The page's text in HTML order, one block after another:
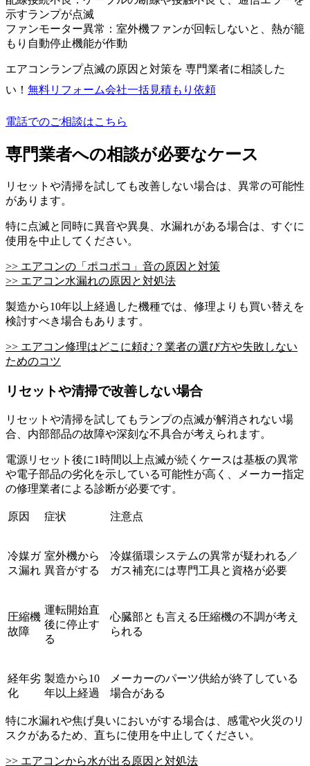
示すランプが点滅
ファンモーター異常：室外機ファンが回転しないと、熱が籠
もり自動停止機能が作動
エアコンランプ点滅の原因と対策を 専門業者に相談した
い！ 無料リフォーム会社一括見積もり依頼
電話でのご相談はこちら
専門業者への相談が必要なケース
リセットや清掃を試しても改善しない場合は、異常の可能性
があります。
特に点滅と同時に異音や異臭、水漏れがある場合は、すぐに
使用を中止してください。
>> エアコンの「ポコポコ」音の原因と対策
>> エアコン水漏れの原因と対処法
製造から10年以上経過した機種では、修理よりも買い替えを
検討すべき場合もあります。
>> エアコン修理はどこに頼む？業者の選び方や失敗しない
ためのコツ
リセットや清掃で改善しない場合
リセットや清掃を試してもランプの点滅が解消されない場
合、内部部品の故障や深刻な不具合が考えられます。
電源リセット後に1時間以上点滅が続くケースは基板の異常
や電子部品の劣化を示している可能性が高く、メーカー指定
の修理業者による診断が必要です。
原因 症状 注意点
冷媒ガ
ス漏れ
室外機から
異音がする
冷媒循環システムの異常が疑われる／
ガス補充には専門工具と資格が必要
圧縮機
故障
運転開始直
後に停止す
る
心臓部とも言える圧縮機の不調が考え
られる
経年劣
化
製造から10
年以上経過
メーカーのパーツ供給が終了している
場合がある
特に水漏れや焦げ臭いにおいがする場合は、感電や火災のリ
スクがあるため、直ちに使用を中止してください。
>> エアコンから水が出る原因と対処法